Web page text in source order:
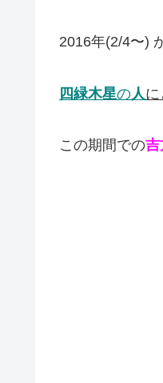
2016年(2/4〜)
四緑木星の人に
この期間での吉